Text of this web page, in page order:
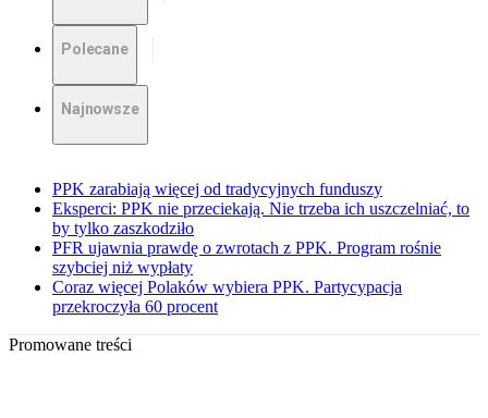
Polecane
Najnowsze
PPK zarabiają więcej od tradycyjnych funduszy
Eksperci: PPK nie przeciekają. Nie trzeba ich uszczelniać, to
by tylko zaszkodziło
PFR ujawnia prawdę o zwrotach z PPK. Program rośnie
szybciej niż wypłaty
Coraz więcej Polaków wybiera PPK. Partycypacja
przekroczyła 60 procent
Promowane treści